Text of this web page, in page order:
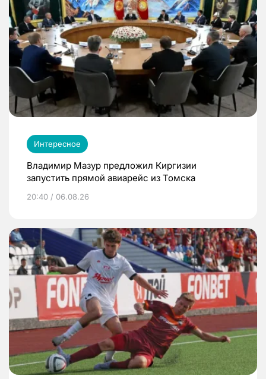
Интересное
Владимир Мазур предложил Киргизии
запустить прямой авиарейс из Томска
20:40 / 06.08.26